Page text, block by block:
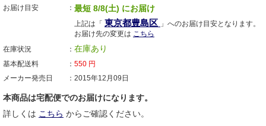
お届け目安
最短 8/8(土) にお届け
上記は「 東京都豊島区 」へのお届け目安となります。
お届け先の変更は こちら
在庫状況
在庫あり
基本配送料 550 円
メーカー発売日
2015年12月09日
本商品は宅配便でのお届けになります。
詳しくは こちら からご確認ください。